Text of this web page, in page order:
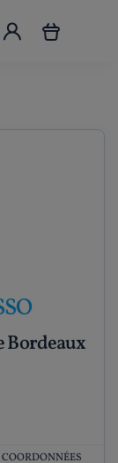
Bordeaux
COORDONNÉES